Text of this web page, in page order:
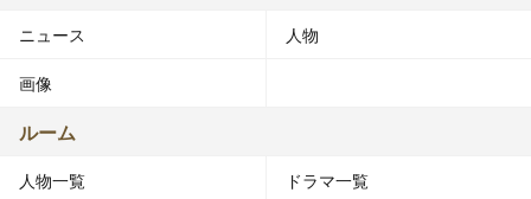
ニュース 人物
画像
ルーム
人物一覧 ドラマ一覧